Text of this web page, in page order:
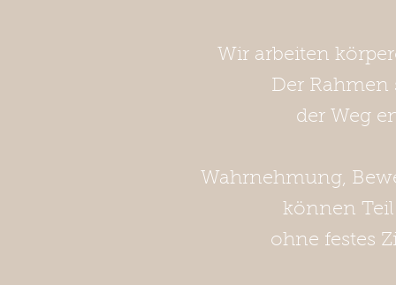
Wir arbeiten
Der
der Weg
Wahrnehmung,
können Teil
ohne festes